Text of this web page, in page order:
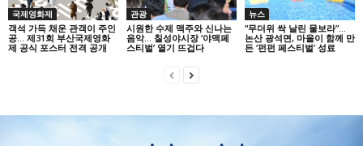
국제영화제
객석 가득 채운 관객이 주인
공… 제31회 부산국제영화
제 공식 포스터 전격 공개
관광
시원한 수제 맥주와 신나는
음악… 칠성야시장 ‘야맥페
스티벌’ 열기 뜨겁다
뉴스
“무더위 싹 날린 물보라”…
논산 광석면, 마을이 함께 만
든 ‘펀펀 페스티벌’ 성료